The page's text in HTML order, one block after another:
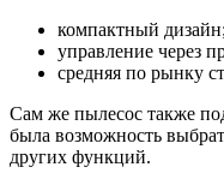
компактный дизайн;
управление через
средняя по рынку
Сам же пылесос также
была возможность
других функций.